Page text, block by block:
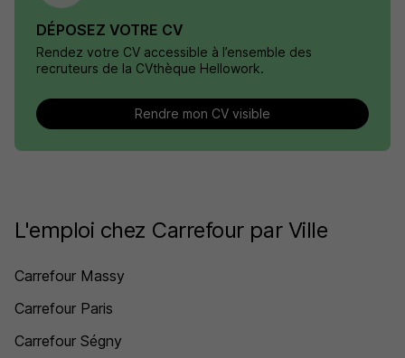
DÉPOSEZ VOTRE CV
Rendez votre CV accessible à l’ensemble des
recruteurs de la CVthèque Hellowork.
Rendre mon CV visible
L'emploi chez Carrefour par Ville
Carrefour Massy
Carrefour Paris
Carrefour Ségny